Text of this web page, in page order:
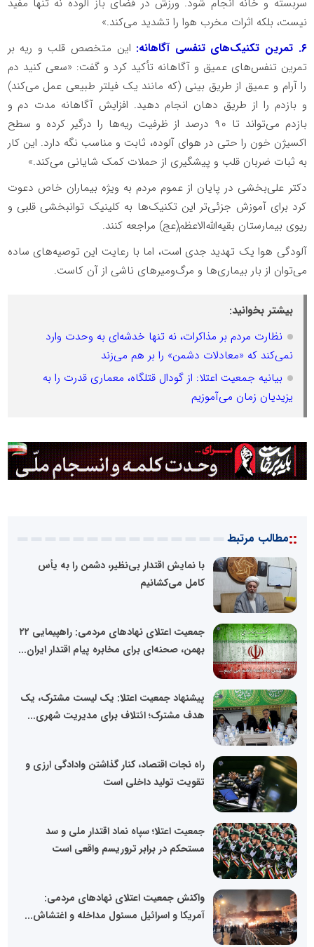
سربسته و خانه انجام شود. ورزش در فضای باز آلوده نه تنها مفید
نیست، بلکه اثرات مخرب هوا را تشدید می‌کند.»
۶. تمرین تکنیک‌های تنفسی آگاهانه:
این متخصص قلب و ریه بر
تمرین تنفس‌های عمیق و آگاهانه تأکید کرد و گفت: «سعی کنید دم
را آرام و عمیق از طریق بینی (که مانند یک فیلتر طبیعی عمل می‌کند)
و بازدم را از طریق دهان انجام دهید. افزایش آگاهانه مدت دم و
بازدم می‌تواند تا ۹۰ درصد از ظرفیت ریه‌ها را درگیر کرده و سطح
اکسیژن خون را حتی در هوای آلوده، ثابت و مناسب نگه دارد. این کار
به ثبات ضربان قلب و پیشگیری از حملات کمک شایانی می‌کند.»
دکتر علی‌بخشی در پایان از عموم مردم به ویژه بیماران خاص دعوت
کرد برای آموزش جزئی‌تر این تکنیک‌ها به کلینیک توانبخشی قلبی و
ریوی بیمارستان بقیه‌الله‌الاعظم(عج) مراجعه کنند.
آلودگی هوا یک تهدید جدی است، اما با رعایت این توصیه‌های ساده
می‌توان از بار بیماری‌ها و مرگ‌ومیرهای ناشی از آن کاست.
بیشتر بخوانید:
نظارت مردم بر مذاکرات، نه تنها خدشه‌ای به وحدت وارد
نمی‌کند که «معادلات دشمن» را بر هم می‌زند
بیانیه جمعیت اعتلا: از گودال قتلگاه، معماری قدرت را به
یزیدیان زمان می‌آموزیم
::مطالب مرتبط
با نمایش اقتدار بی‌نظیر، دشمن را به یأس
کامل می‌کشانیم
جمعیت اعتلای نهادهای مردمی: راهپیمایی ۲۲
بهمن، صحنه‌ای برای مخابره پیام اقتدار ایران...
پیشنهاد جمعیت اعتلا: یک لیست مشترک، یک
هدف مشترک؛ ائتلاف برای مدیریت شهری...
راه نجات اقتصاد، کنار گذاشتن وادادگی ارزی و
تقویت تولید داخلی است
جمعیت اعتلا؛ سپاه نماد اقتدار ملی و سد
مستحکم در برابر تروریسم واقعی است
واکنش جمعیت اعتلای نهادهای مردمی:
آمریکا و اسرائیل مسئول مداخله و اغتشاش...